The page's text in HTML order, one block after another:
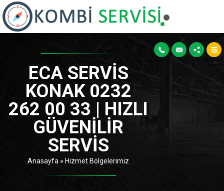
ECA SERVIS
KONAK 0232
262 00 33 | HIZLI
GÜVENILIR
SERVIS
Anasayfa » Hizmet Bölgelerimiz